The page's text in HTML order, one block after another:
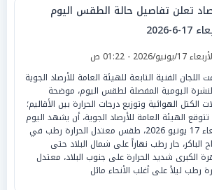
تعلن تفاصيل حالة الطقس اليوم
6-2026
17/يونيو/2026 - 01:22 ص
اللجان الفنية التابعة للهيئة العامة للأرصاد الجوية
اليومية المفصلة لطقس اليوم، موضحة
الكتل الهوائية وتوزيع درجات الحرارة بين الأقاليم؛
الهيئة العامة للأرصاد الجوية، أن يشهد اليوم
الأربعاء 17 يونيو 2026، طقس معتدل الحرارة رطب في
الباكر، حار رطب نهاراً على شمال البلاد حتى
الكبرى شديد الحرارة على جنوب البلاد، معتدل
رطب ليلاً على أغلب الأنحاء مائل